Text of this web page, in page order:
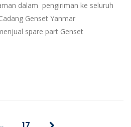
dalam pengiriman ke seluruh
Genset Yanmar
spare part Genset